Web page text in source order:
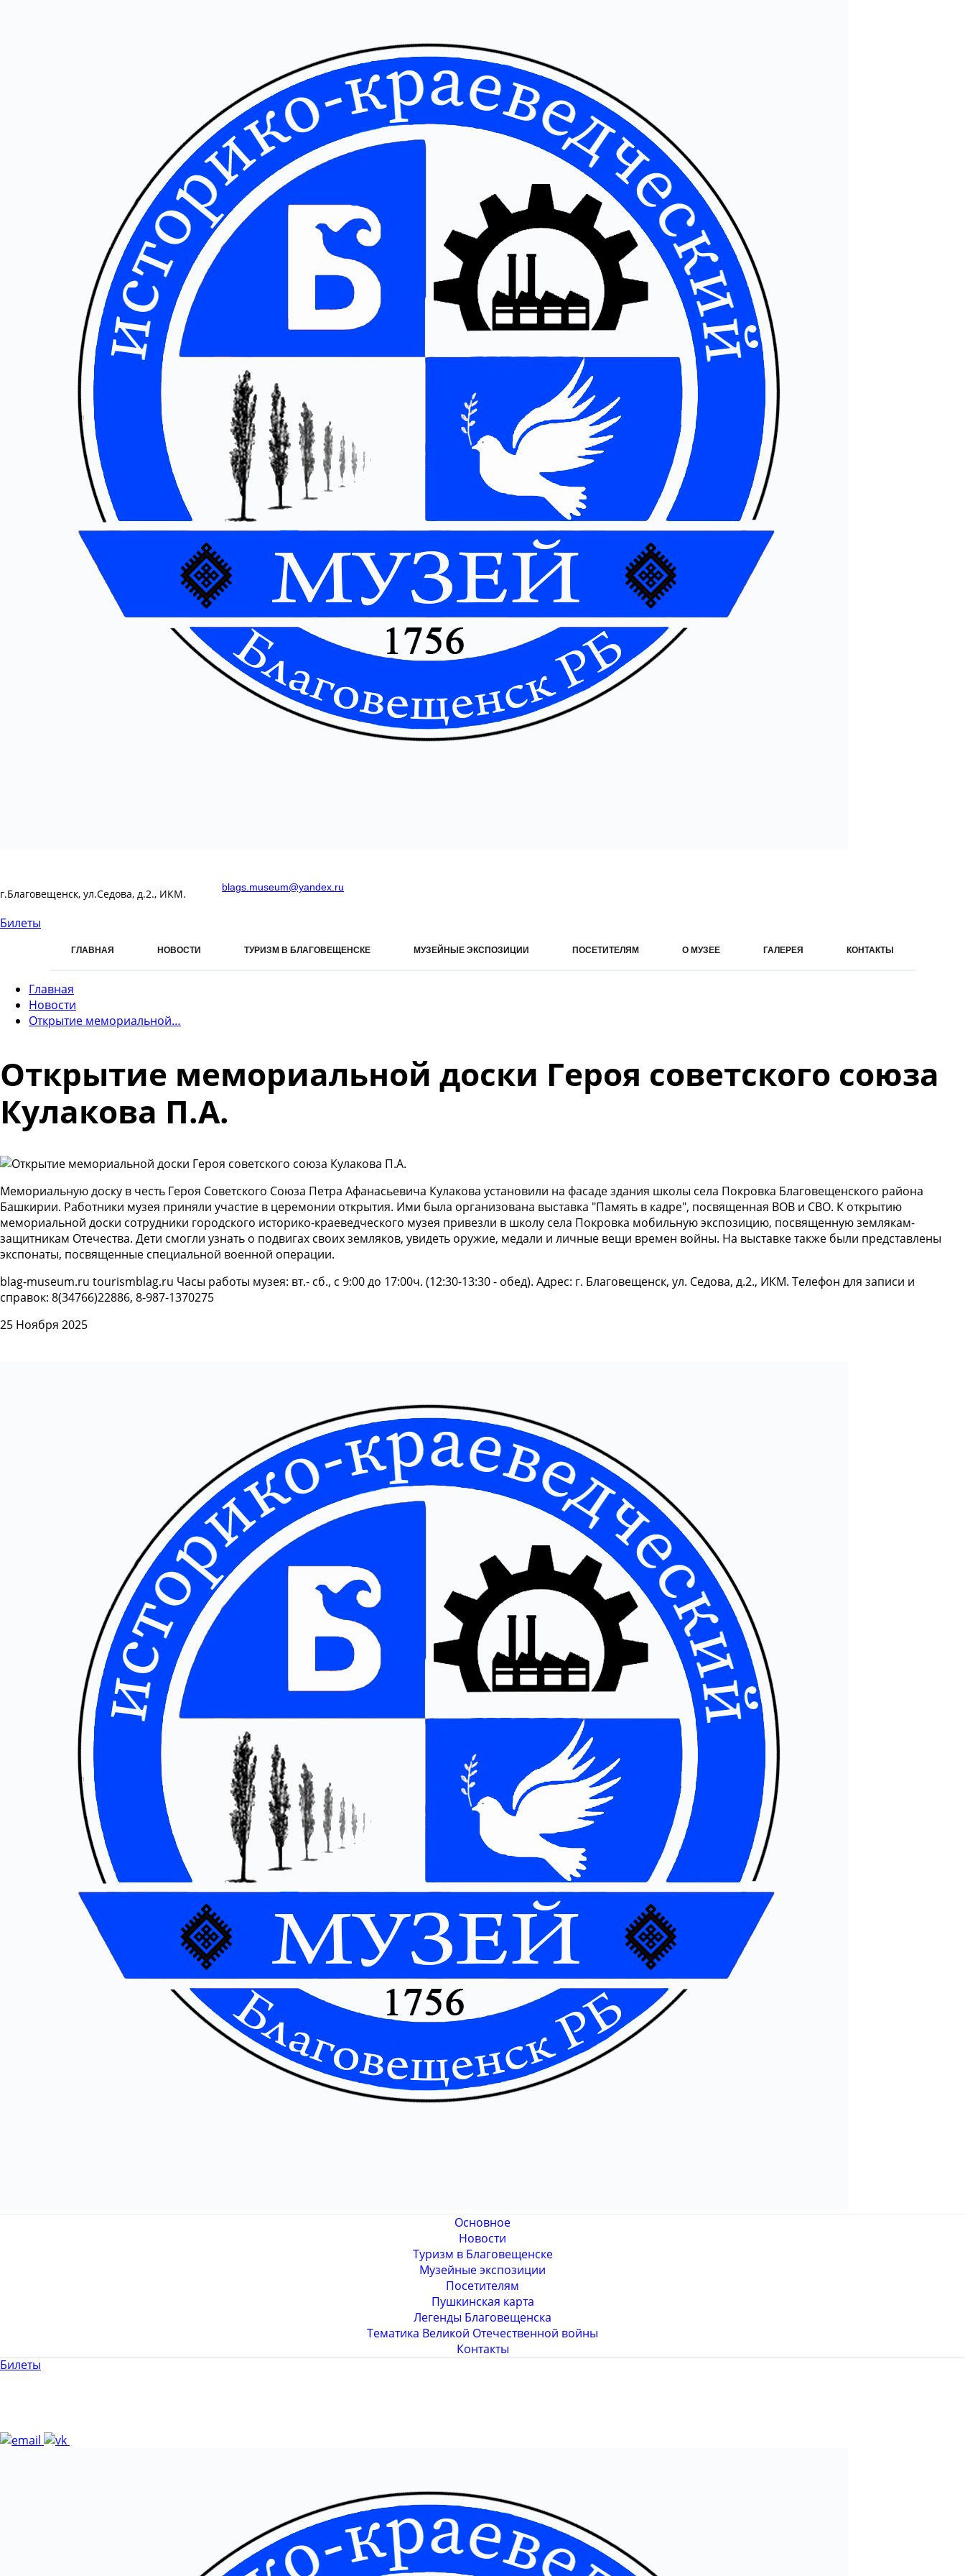
г.Благовещенск, ул.Седова, д.2., ИКМ.
blags.museum@yandex.ru
Билеты
ГЛАВНАЯ НОВОСТИ ТУРИЗМ В БЛАГОВЕЩЕНСКЕ МУЗЕЙНЫЕ ЭКСПОЗИЦИИ ПОСЕТИТЕЛЯМ О МУЗЕЕ ГАЛЕРЕЯ КОНТАКТЫ
Главная
Новости
Открытие мемориальной…
Открытие мемориальной доски Героя советского союза
Кулакова П.А.
Мемориальную доску в честь Героя Советского Союза Петра Афанасьевича Кулакова установили на фасаде здания школы села Покровка Благовещенского района
Башкирии. Работники музея приняли участие в церемонии открытия. Ими была организована выставка "Память в кадре", посвященная ВОВ и СВО. К открытию
мемориальной доски сотрудники городского историко-краеведческого музея привезли в школу села Покровка мобильную экспозицию, посвященную землякам-
защитникам Отечества. Дети смогли узнать о подвигах своих земляков, увидеть оружие, медали и личные вещи времен войны. На выставке также были представлены
экспонаты, посвященные специальной военной операции.
blag-museum.ru tourismblag.ru Часы работы музея: вт.- сб., с 9:00 до 17:00ч. (12:30-13:30 - обед). Адрес: г. Благовещенск, ул. Седова, д.2., ИКМ. Телефон для записи и
справок: 8(34766)22886, 8-987-1370275
25 Ноября 2025
Основное
Новости
Туризм в Благовещенске
Музейные экспозиции
Посетителям
Пушкинская карта
Легенды Благовещенска
Тематика Великой Отечественной войны
Контакты
Билеты